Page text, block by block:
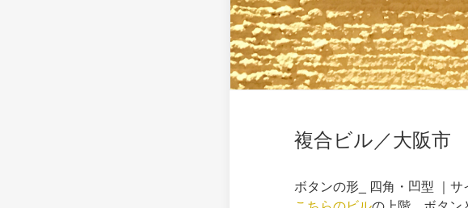
複合ビル／大阪市
ボタンの形_ 四角・凹型 ｜サ